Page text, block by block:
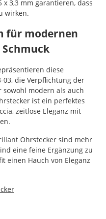
x 3,3 mm garantieren, dass
wirken.
für modernen
diese
03, die Verpflichtung der
sowohl modern als auch
ist ein perfektes
zeitlose Eleganz mit
Ohrstecker sind mehr
eine feine Ergänzung zu
einen Hauch von Eleganz